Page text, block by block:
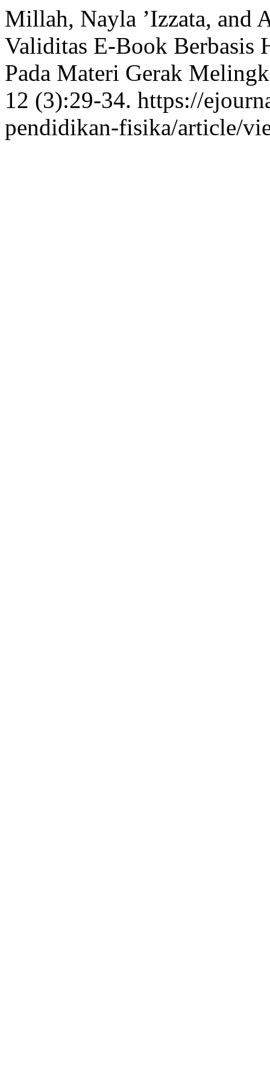
Millah, Nayla ’Izzata, and
Validitas E-Book
Pada Materi Gerak
12 (3):29-34. https://
pendidikan-fisika/article/